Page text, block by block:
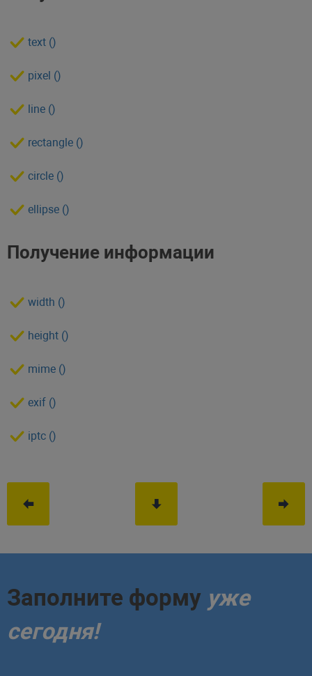
text ()
pixel ()
line ()
rectangle ()
circle ()
ellipse ()
Получение информации
width ()
height ()
mime ()
exif ()
iptc ()
Заполните форму уже
сегодня!